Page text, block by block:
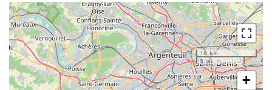
10 km
5 mi
+